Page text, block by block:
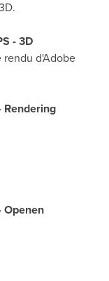
en 3D.
- 3D
rendu d'Adobe
Rendering
2.0.
Openen